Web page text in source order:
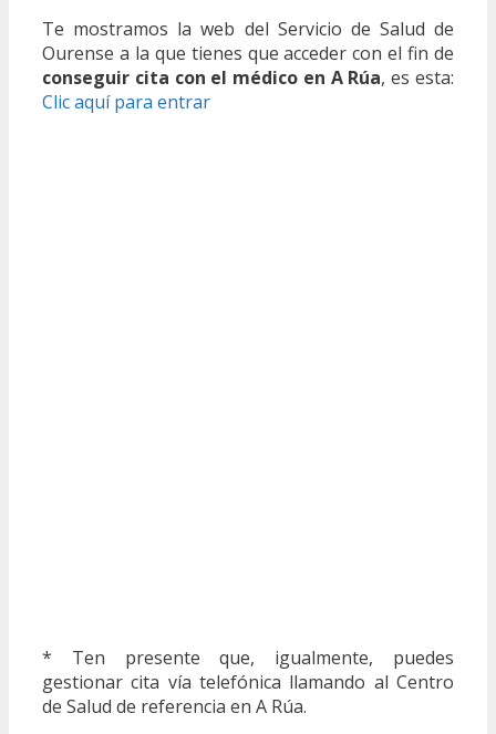
Te mostramos la web del Servicio de Salud de
Ourense a la que tienes que acceder con el fin de
conseguir cita con el médico en A Rúa, es esta:
Clic aquí para entrar
* Ten presente que, igualmente, puedes
gestionar cita vía telefónica llamando al Centro
de Salud de referencia en A Rúa.